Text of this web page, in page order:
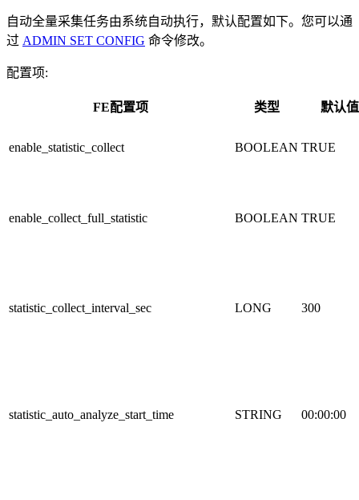
自动全量采集任务由系统自动执行，默认配置如下。您可以通
过 ADMIN SET CONFIG 命令修改。
配置项:
FE配置项 类型 默认值
enable_statistic_collect BOOLEAN TRUE
enable_collect_full_statistic BOOLEAN TRUE
statistic_collect_interval_sec LONG 300
statistic_auto_analyze_start_time STRING 00:00:00